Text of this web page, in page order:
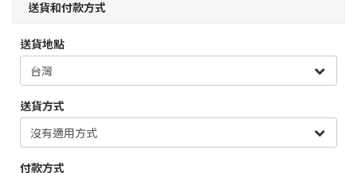
送貨和付款方式
送貨地點
送貨方式
付款方式